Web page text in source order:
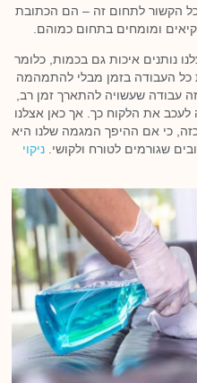
הקשור לתחום זה – הם הכתובת
ומומחים בתחום כמוהם.
נותנים איכות גם בכמות, כלומר
כל העבודה בזמן מבלי להתמהמה
זה עבודה שעשויה להתארך זמן רב,
את הלקוח כך. אך כאן אצלנו
כי אם ההיפך המגמה שלנו היא
שגורמים לטורח ולקושי. ניקוי